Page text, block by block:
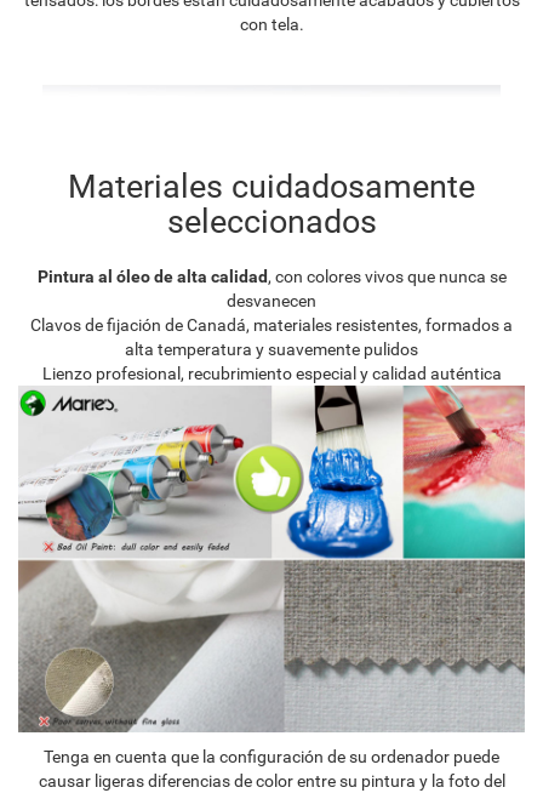
con tela.
Materiales cuidadosamente
seleccionados
Pintura al óleo de alta calidad, con colores vivos que nunca se
desvanecen
Clavos de fijación de Canadá, materiales resistentes, formados a
alta temperatura y suavemente pulidos
Lienzo profesional, recubrimiento especial y calidad auténtica
Tenga en cuenta que la configuración de su ordenador puede
causar ligeras diferencias de color entre su pintura y la foto del